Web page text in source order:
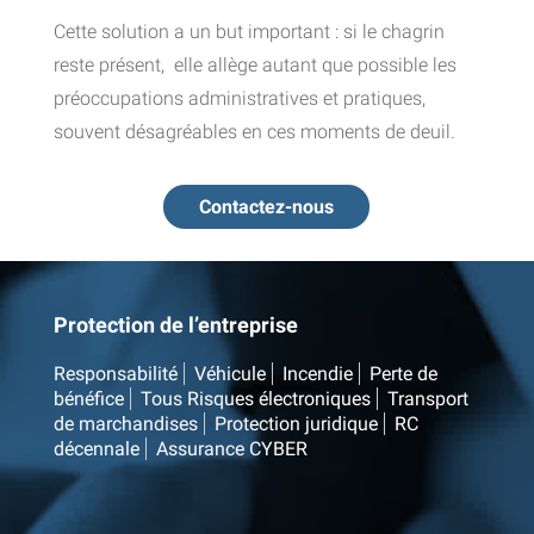
Cette solution a un but important : si le chagrin
reste présent, elle allège autant que possible les
préoccupations administratives et pratiques,
souvent désagréables en ces moments de deuil.
Contactez-nous
Protection de l’entreprise
Responsabilité Véhicule Incendie
Perte de
bénéfice
Tous Risques électroniques
Transport
de marchandises
Protection juridique
RC
décennale
Assurance CYBER